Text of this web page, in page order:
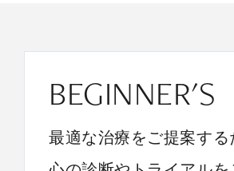
BEGINNER'S
最適な治療をご提案す